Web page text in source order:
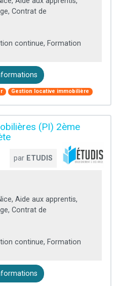
Contrat de
continue, Formation
Gestion locative immobilière
(PI) 2ème
par ETUDIS
Aide aux apprentis,
Contrat de
continue, Formation